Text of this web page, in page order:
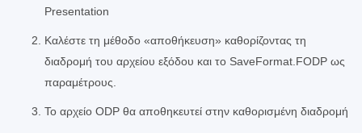
Presentation
Καλέστε τη μέθοδο «αποθήκευση» καθορίζοντας τη
διαδρομή του αρχείου εξόδου και το SaveFormat.FODP ως
παραμέτρους.
Το αρχείο ODP θα αποθηκευτεί στην καθορισμένη διαδρομή